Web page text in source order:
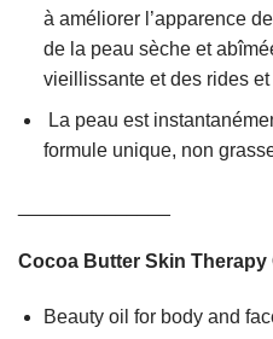
à améliorer l’apparence
de la peau sèche et
vieillissante et des rides et
La peau est
formule unique, non
Cocoa Butter Skin Therapy
Beauty oil for body and